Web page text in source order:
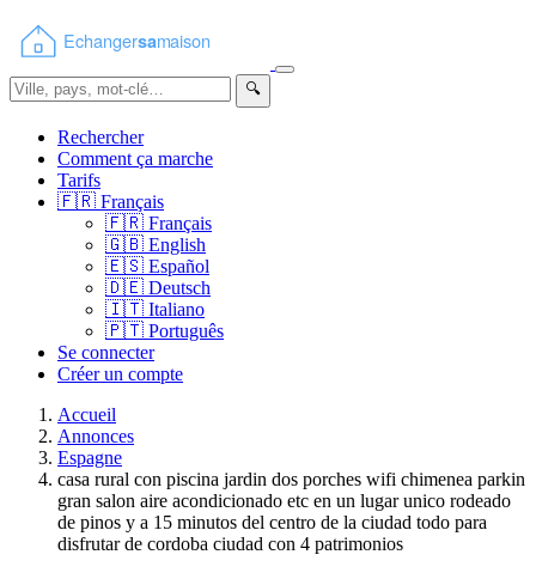
🔍
Rechercher
Comment ça marche
Tarifs
🇫🇷 Français
🇫🇷 Français
🇬🇧 English
🇪🇸 Español
🇩🇪 Deutsch
🇮🇹 Italiano
🇵🇹 Português
Se connecter
Créer un compte
Accueil
Annonces
Espagne
casa rural con piscina jardin dos porches wifi chimenea parkin
gran salon aire acondicionado etc en un lugar unico rodeado
de pinos y a 15 minutos del centro de la ciudad todo para
disfrutar de cordoba ciudad con 4 patrimonios